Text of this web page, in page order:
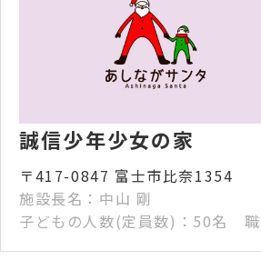
誠信少年少女の家
〒417-0847 富士市比奈1354
施設長名：中山 剛
子どもの人数(定員数)：50名